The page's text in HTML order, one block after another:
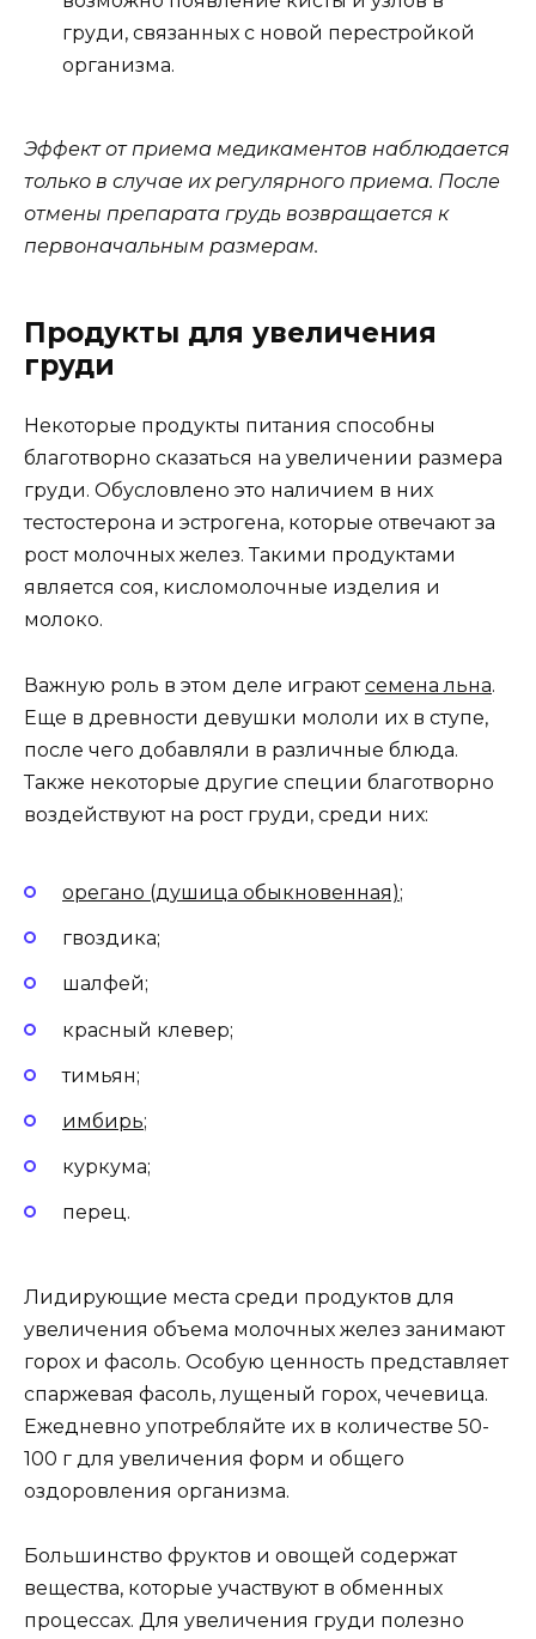
груди, связанных с новой перестройкой
организма.
Эффект от приема медикаментов наблюдается
только в случае их регулярного приема. После
отмены препарата грудь возвращается к
первоначальным размерам.
Продукты для увеличения
груди
Некоторые продукты питания способны
благотворно сказаться на увеличении размера
груди. Обусловлено это наличием в них
тестостерона и эстрогена, которые отвечают за
рост молочных желез. Такими продуктами
является соя, кисломолочные изделия и
молоко.
Важную роль в этом деле играютсемена льна.
Еще в древности девушки мололи их в ступе,
после чего добавляли в различные блюда.
Также некоторые другие специи благотворно
воздействуют на рост груди, среди них:
орегано (душица обыкновенная);
гвоздика;
шалфей;
красный клевер;
тимьян;
имбирь;
куркума;
перец.
Лидирующие места среди продуктов для
увеличения объема молочных желез занимают
горох и фасоль. Особую ценность представляет
спаржевая фасоль, лущеный горох, чечевица.
Ежедневно употребляйте их в количестве 50-
100 г для увеличения форм и общего
оздоровления организма.
Большинство фруктов и овощей содержат
вещества, которые участвуют в обменных
процессах. Для увеличения груди полезно